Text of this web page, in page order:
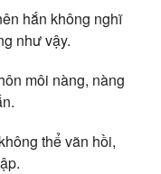
hắn không nghĩ
như vậy.
môi nàng, nàng
thể vãn hồi,